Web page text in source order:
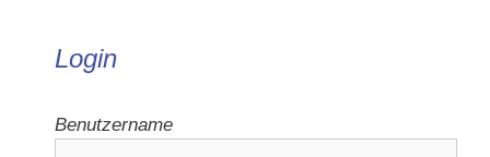
Login
Benutzername